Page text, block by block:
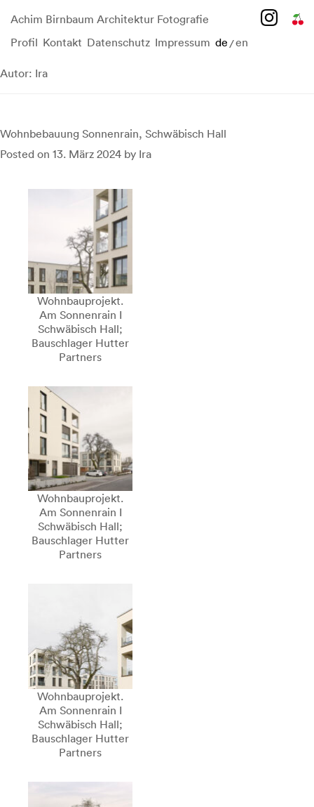
Achim Birnbaum Architektur Fotografie
Profil Kontakt Datenschutz Impressum de/en
Skip
content
Autor: Ira
Wohnbebauung Sonnenrain, Schwäbisch Hall
Posted on 13. März 2024 by Ira
Wohnbauprojekt.
Am Sonnenrain I
Schwäbisch Hall;
Bauschlager Hutter
Partners
Wohnbauprojekt.
Am Sonnenrain I
Schwäbisch Hall;
Bauschlager Hutter
Partners
Wohnbauprojekt.
Am Sonnenrain I
Schwäbisch Hall;
Bauschlager Hutter
Partners